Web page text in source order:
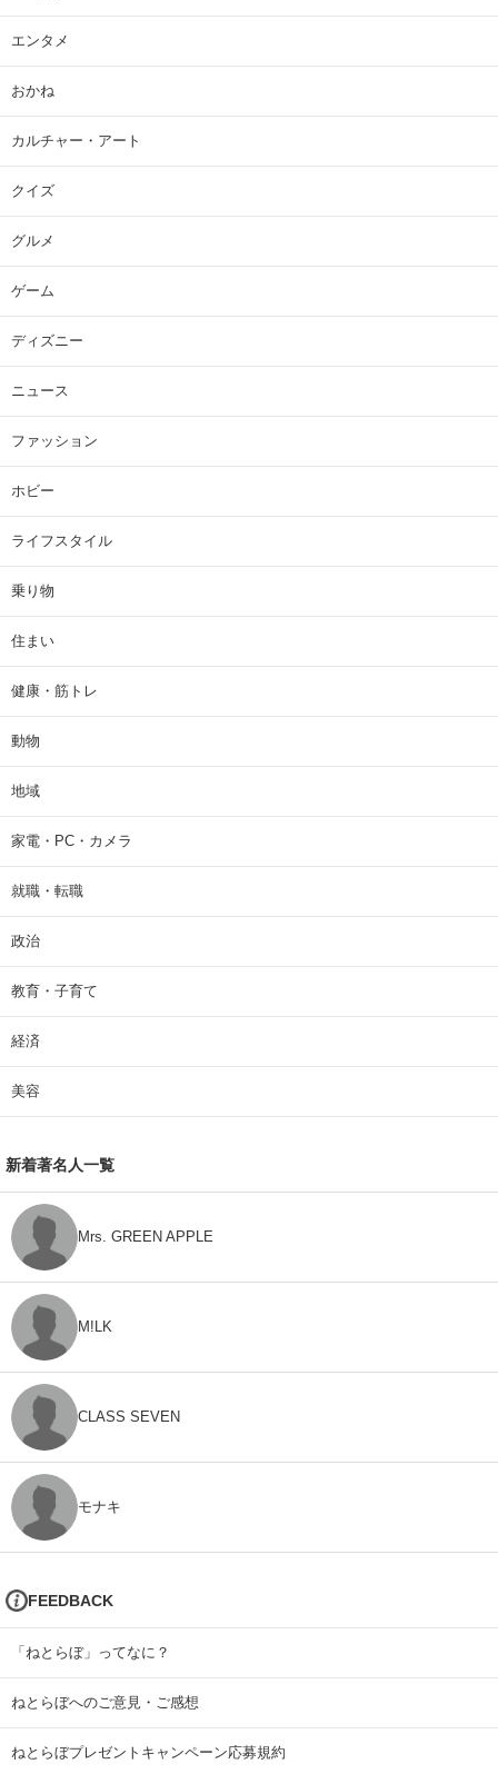
エンタメ
おかね
カルチャー・アート
クイズ
グルメ
ゲーム
ディズニー
ニュース
ファッション
ホビー
ライフスタイル
乗り物
住まい
健康・筋トレ
動物
地域
家電・PC・カメラ
就職・転職
政治
教育・子育て
経済
美容
新着著名人一覧
Mrs. GREEN APPLE
M!LK
CLASS SEVEN
モナキ
FEEDBACK
「ねとらぼ」ってなに？
ねとらぼへのご意見・ご感想
ねとらぼプレゼントキャンペーン応募規約